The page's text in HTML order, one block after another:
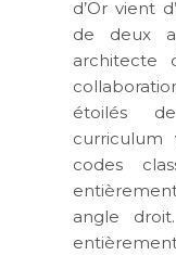
d’Or vient
de deux
architecte
étoilés
codes
angle